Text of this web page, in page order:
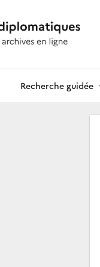
Recherche guidée